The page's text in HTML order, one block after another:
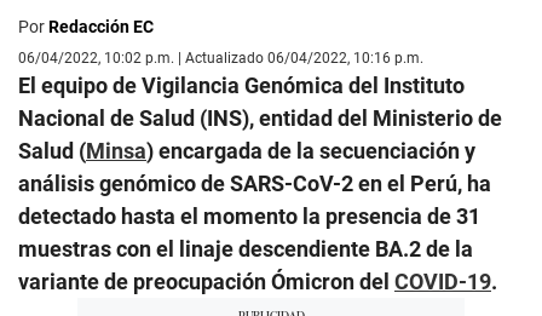
PorRedacción EC
06/04/2022, 10:02 p.m. | Actualizado 06/04/2022, 10:16 p.m.
El equipo de Vigilancia Genómica del Instituto
Nacional de Salud (INS), entidad del Ministerio de
Salud (Minsa) encargada de la secuenciación y
análisis genómico de SARS-CoV-2 en el Perú, ha
detectado hasta el momento la presencia de 31
muestras con el linaje descendiente BA.2 de la
variante de preocupación Ómicron del COVID-19.